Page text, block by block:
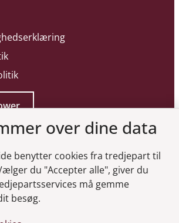
over dine data
benytter cookies fra tredjepart til
du "Accepter alle", giver du
må gemme
besøg.